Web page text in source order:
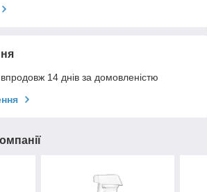
14 днів за домовленістю